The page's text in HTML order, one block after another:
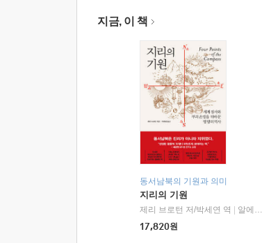
지금, 이 책
동서남북의 기원과 의미
지리의 기원
제리 브로턴 저/박세연 역
알에이치코리아(RHK)
17,820원